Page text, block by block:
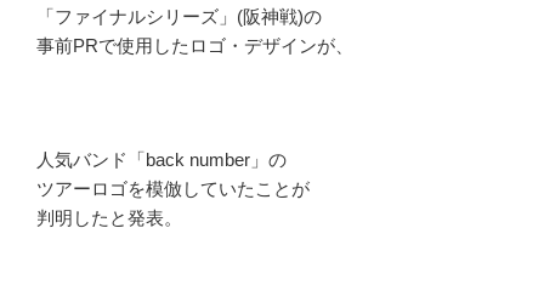
「ファイナルシリーズ」(阪神戦)の
事前PRで使用したロゴ・デザインが、
人気バンド「back number」の
ツアーロゴを模倣していたことが
判明したと発表。